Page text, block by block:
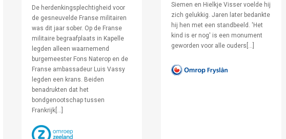
De herdenkingsplechtigheid voor
de gesneuvelde Franse militairen
was dit jaar sober. Op de Franse
militaire begraafplaats in Kapelle
legden alleen waarnemend
burgemeester Fons Naterop en de
Franse ambassadeur Luis Vassy
legden een krans. Beiden
benadrukten dat het
bondgenootschap tussen
Frankrijk[…]
Siemen en Hielkje Visser voelde hij
zich gelukkig. Jaren later bedankte
hij hen met een standbeeld. 'Het
kind is er nog' is een monument
geworden voor alle ouders[…]